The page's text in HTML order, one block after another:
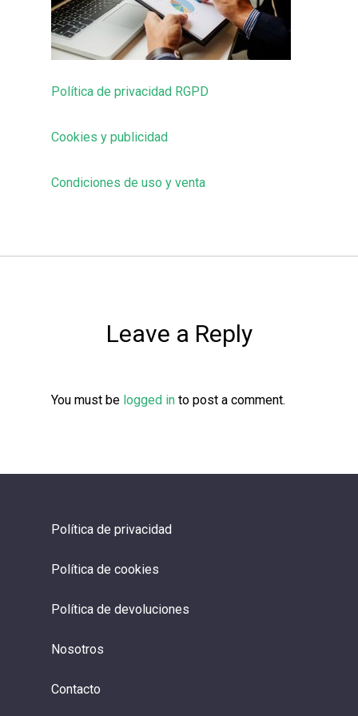
Política de privacidad RGPD
Cookies y publicidad
Condiciones de uso y venta
Leave a Reply
You must be logged in to post a comment.
Política de privacidad
Política de cookies
Política de devoluciones
Nosotros
Contacto